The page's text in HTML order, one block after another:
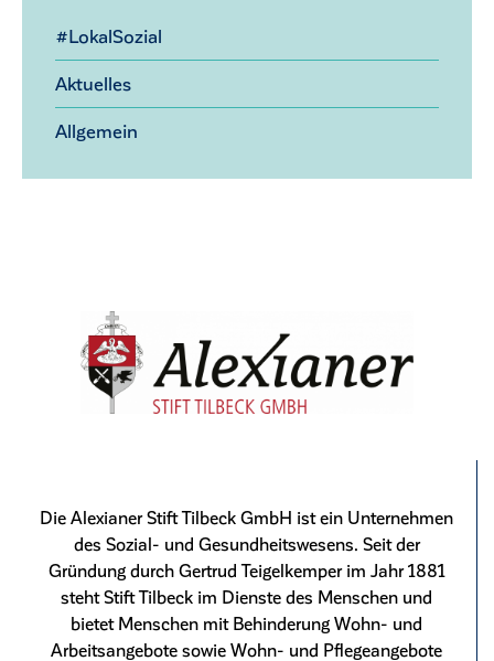
#LokalSozial
Aktuelles
Allgemein
Die Alexianer Stift Tilbeck GmbH ist ein Unternehmen
des Sozial- und Gesundheitswesens. Seit der
Gründung durch Gertrud Teigelkemper im Jahr 1881
steht Stift Tilbeck im Dienste des Menschen und
bietet Menschen mit Behinderung Wohn- und
Arbeitsangebote sowie Wohn- und Pflegeangebote